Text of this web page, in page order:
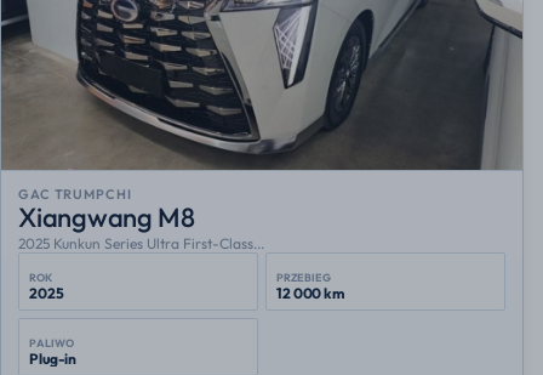
GAC TRUMPCHI
Xiangwang M8
2025 Kunkun Series Ultra First-Class...
ROK
2025
PRZEBIEG
12 000 km
PALIWO
Plug-in